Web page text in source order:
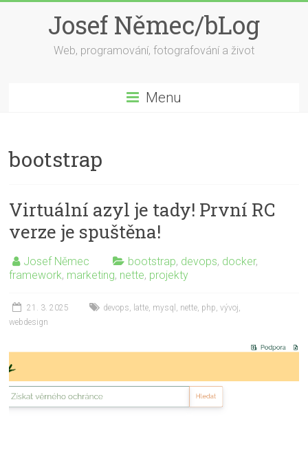
Josef Němec/bLog
Web, programování, fotografování a život
Menu
bootstrap
Virtuální azyl je tady! První RC
verze je spuštěna!
Josef Němec bootstrap, devops, docker,
framework, marketing, nette, projekty
21. 3. 2025 devops, latte, mysql , nette, php,vývoj,
webdesign